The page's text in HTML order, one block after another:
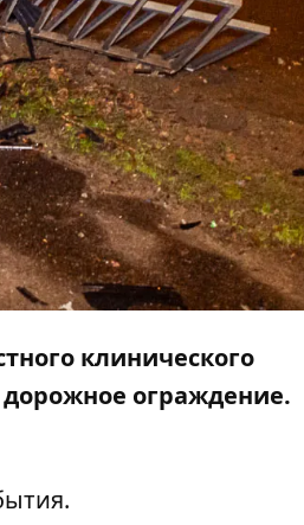
клинического
дорожное ограждение.